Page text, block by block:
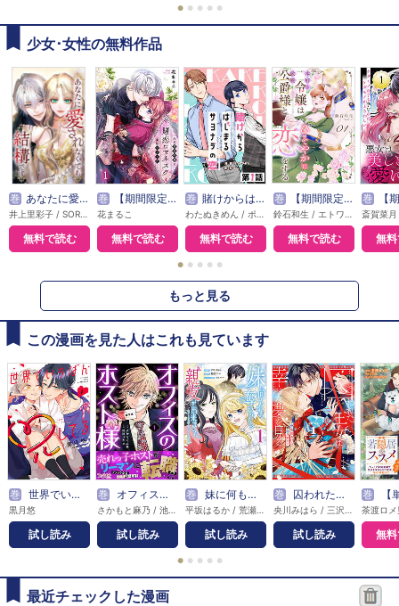
● ● ● ● ●
少女･女性の無料作品
巻 あなたに愛されなくても結構です【タテヨミ】
無料で読む
巻 【期間限定無料】賭恋ロマネスク～大正悪役令嬢と最狂マフィア
花まるこ
無料で読む
巻 賭けからはじまるサヨナラの恋【単話版】
無料で読む
巻 【期間限定無料】本好き令嬢は敏腕公爵様とひそやかに恋をする
無料で読む
巻 【期間限定無
無
● ● ● ● ●
もっと見る
この漫画を見た人はこれも見ています
巻 世界でいちばん兄してる
黒月悠
試し読み
巻 オフィスのホスト様
試し読み
巻 妹に何もかも奪われたら親友が出来ました。～虐げられ令嬢と呪われドレスの謎令嬢～
試し読み
巻 囚われた王女は二度、幸せな夢を見る
試し読み
巻 【単話版】若隠居のススメ
無
● ● ● ● ●
最近チェックした漫画